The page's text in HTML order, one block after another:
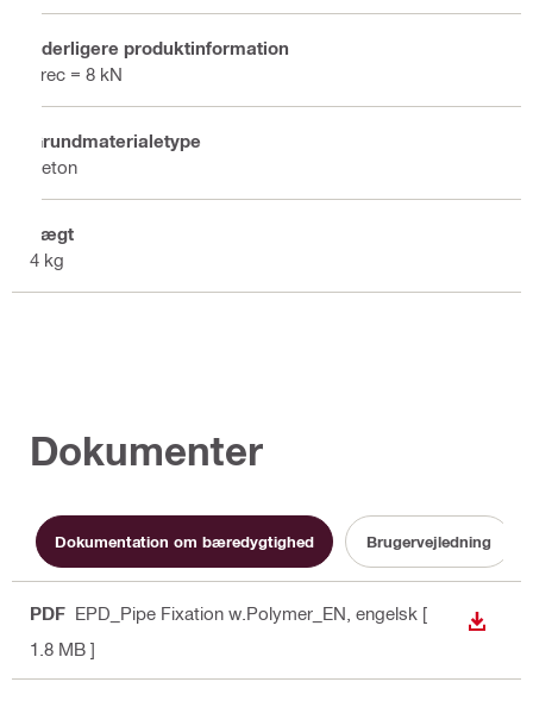
Yderligere produktinformation
Frec = 8 kN
Grundmaterialetype
Beton
Vægt
4 kg
Dokumenter
Dokumentation om bæredygtighed Brugervejledning
PDF EPD_Pipe Fixation w.Polymer_EN , engelsk [
1.8 MB ]